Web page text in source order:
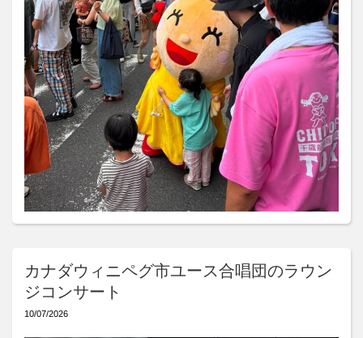
カナダウィニペグ市ユース合唱団のラウン
ジコンサート
10/07/2026